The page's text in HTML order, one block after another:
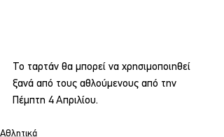
Το ταρτάν θα μπορεί να χρησιμοποιηθεί
ξανά από τους αθλούμενους από την
Πέμπτη 4 Απριλίου.
Αθλητικά